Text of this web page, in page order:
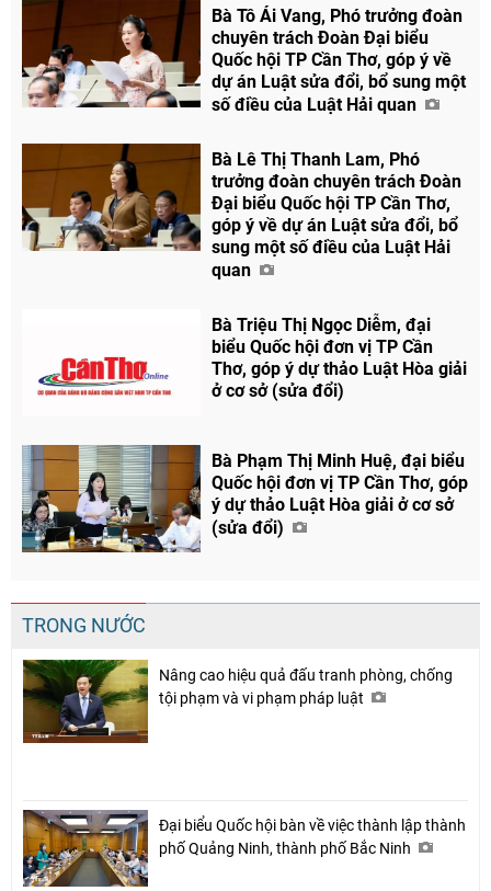
Bà Tô Ái Vang, Phó trưởng đoàn
chuyên trách Đoàn Đại biểu
Quốc hội TP Cần Thơ, góp ý về
dự án Luật sửa đổi, bổ sung một
số điều của Luật Hải quan
Bà Lê Thị Thanh Lam, Phó
trưởng đoàn chuyên trách Đoàn
Đại biểu Quốc hội TP Cần Thơ,
góp ý về dự án Luật sửa đổi, bổ
sung một số điều của Luật Hải
quan
Bà Triệu Thị Ngọc Diễm, đại
biểu Quốc hội đơn vị TP Cần
Thơ, góp ý dự thảo Luật Hòa giải
ở cơ sở (sửa đổi)
Bà Phạm Thị Minh Huệ, đại biểu
Quốc hội đơn vị TP Cần Thơ, góp
ý dự thảo Luật Hòa giải ở cơ sở
(sửa đổi)
TRONG NƯỚC
Nâng cao hiệu quả đấu tranh phòng, chống
tội phạm và vi phạm pháp luật
Đại biểu Quốc hội bàn về việc thành lập thành
phố Quảng Ninh, thành phố Bắc Ninh